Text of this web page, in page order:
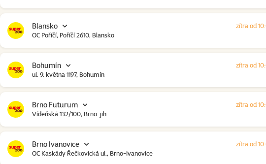
Blansko
OC Poříčí, Poříčí 2610, Blansko
zítra od
Bohumín
ul. 9. května 1197, Bohumín
zítra od
Brno Futurum
Vídeňská 132/100, Brno-jih
zítra od
Brno Ivanovice
OC Kaskády Řečkovická ul., Brno-Ivanovice
zítra od